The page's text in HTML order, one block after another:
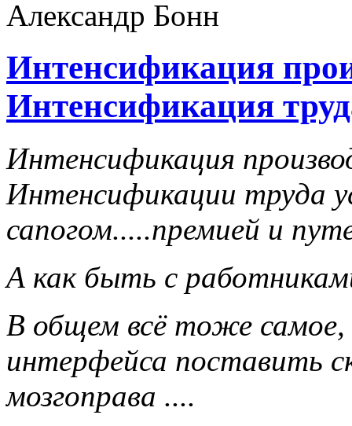
Интенсификация
Интенсификация
Интенсификация
Интенсификации труда
сапогом.....премией и
А как быть с
В общем всё тоже
интерфейса поставить
мозгоправа ....